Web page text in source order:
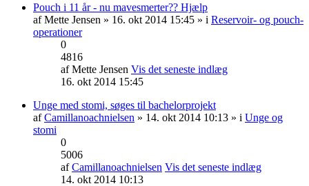
Pouch i 11 år - nu mavesmerter?? Hjælp
afMette Jensen » 16. okt 2014 15:45 » i Reservoir- og pouch-
operationer
0
4816
afMette Jensen Vis det seneste indlæg
16. okt 2014 15:45
Unge med stomi, søges til bachelorprojekt
afCamillanoachnielsen » 14. okt 2014 10:13 » i Unge og
stomi
0
5006
afCamillanoachnielsen Vis det seneste indlæg
14. okt 2014 10:13